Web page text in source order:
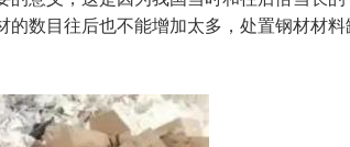
的数目往后也不能增加太多，处置钢材材